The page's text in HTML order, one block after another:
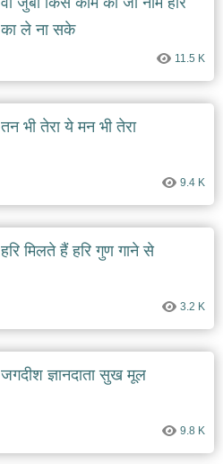
का ले ना सके
11.5 K
तन भी तेरा ये मन भी तेरा
9.4 K
हरि मिलते हैं हरि गुण गाने से
3.2 K
जगदीश ज्ञानदाता सुख मूल
9.8 K